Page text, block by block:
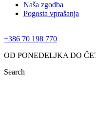
Naša zgodba
Pogosta vprašanja
+386 70 198 770
OD PONEDELJKA DO
Search